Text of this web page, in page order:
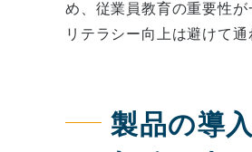
め、従業員教育の重要性
リテラシー向上は避けて
製品の導